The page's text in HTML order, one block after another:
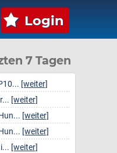
Login
7 Tagen
[weiter]
[weiter]
[weiter]
[weiter]
[weiter]